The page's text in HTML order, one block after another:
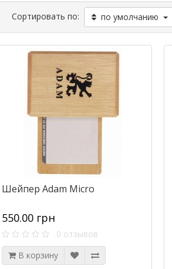
Сортировать по: по умолчанию
Шейпер Adam Micro
550.00 грн
0 отзывов
В корзину